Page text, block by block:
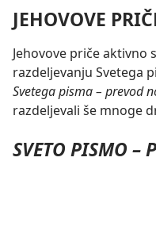
JEHOVOVE
Jehovove priče
razdeljevanju Svetega
Svetega pisma – prevod
razdeljevali še mnoge
SVETO PISMO –